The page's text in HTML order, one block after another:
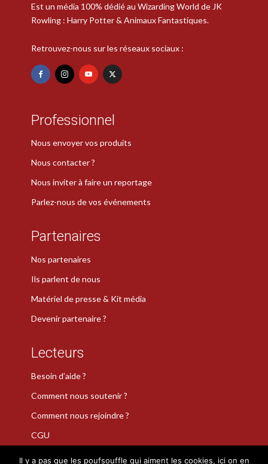
Est un média 100% dédié au Wizarding World de JK
Rowling : Harry Potter & Animaux Fantastiques.
Retrouvez-nous sur les réseaux sociaux :
Professionnel
Nous envoyer vos produits
Nous contacter ?
Nous inviter à faire un reportage
Parlez-nous de vos événements
Partenaires
Nos partenaires
Ils parlent de nous
Matériel de presse & Kit média
Devenir partenaire ?
Lecteurs
Besoin d’aide ?
Comment nous soutenir ?
Comment nous rejoindre ?
CGU
Il y a pas que les poufsouffle qui aiment les cookies, ici on en